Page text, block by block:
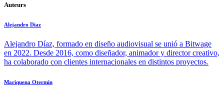
Auteurs
Alejandro Diaz
Alejandro Díaz, formado en diseño audiovisual se unió a Bitwage
en 2022. Desde 2016, como diseñador, animador y director creativo,
ha colaborado con clientes internacionales en distintos proyectos.
Mariquena Otermin